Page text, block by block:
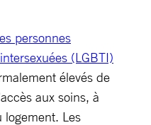
personnes
(LGBTI)
élevés de
aux soins, à
logement. Les